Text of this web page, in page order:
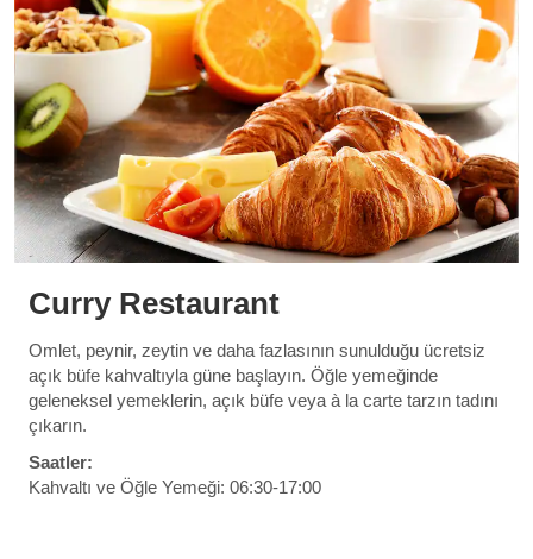
Curry Restaurant
Omlet, peynir, zeytin ve daha fazlasının sunulduğu ücretsiz
açık büfe kahvaltıyla güne başlayın. Öğle yemeğinde
geleneksel yemeklerin, açık büfe veya à la carte tarzın tadını
çıkarın.
Saatler:
Kahvaltı ve Öğle Yemeği: 06:30-17:00